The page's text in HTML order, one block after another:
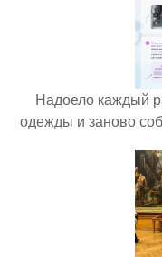
Надоело каждый
одежды и заново